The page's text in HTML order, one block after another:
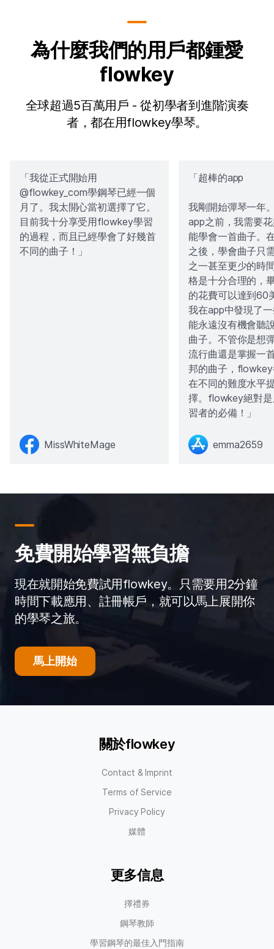
為什麼我們的用戶都鍾愛
flowkey
全球超過5百萬用戶 - 從初學者到進階演奏
者，都在用flowkey學琴。
「我從正式開始用
@flowkey_com學鋼琴已經一個
月了。我太開心當初選擇了它。
目前我十分享受用flowkey學習
的過程，而且已經學會了好幾首
不同的曲子！」
MissWhiteMage
「超棒的app
我剛開始彈琴一年
app之前，我需要
能學會一首曲子。
之後，學會曲子只
之一甚至更少的時
格是十分合理的，
的花費可以達到60
我在app中發現了
能永遠沒有機會聽
曲子。不管你是想
流行曲還是掌握一
邦的曲子，
在不同的難度水平
擇。flowkey絕對
習者的必備！」
emma2659
免費開始學習無負擔
現在就開始免費試用flowkey。只需要用2分鐘
時間下載應用、註冊帳戶，就可以馬上展開你
的學琴之旅。
馬上開始
關於flowkey
Contact & Imprint
Terms of Service
Privacy Policy
媒體
更多信息
擇禮券
鋼琴教師
學習鋼琴的最佳入門指南